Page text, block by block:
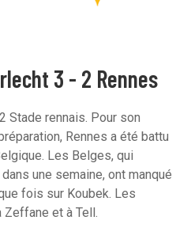
3 - 2 Rennes
Stade rennais. Pour son
Rennes a été battu
Les Belges, qui
une semaine, ont manqué
fois sur Koubek. Les
Zeffane et à Tell.